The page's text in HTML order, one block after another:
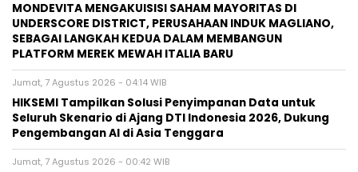
MONDEVITA MENGAKUISISI SAHAM MAYORITAS DI
UNDERSCORE DISTRICT, PERUSAHAAN INDUK MAGLIANO,
SEBAGAI LANGKAH KEDUA DALAM MEMBANGUN
PLATFORM MEREK MEWAH ITALIA BARU
Jumat, 7 Agustus 2026 - 04:14 WIB
HIKSEMI Tampilkan Solusi Penyimpanan Data untuk
Seluruh Skenario di Ajang DTI Indonesia 2026, Dukung
Pengembangan AI di Asia Tenggara
Jumat, 7 Agustus 2026 - 00:42 WIB